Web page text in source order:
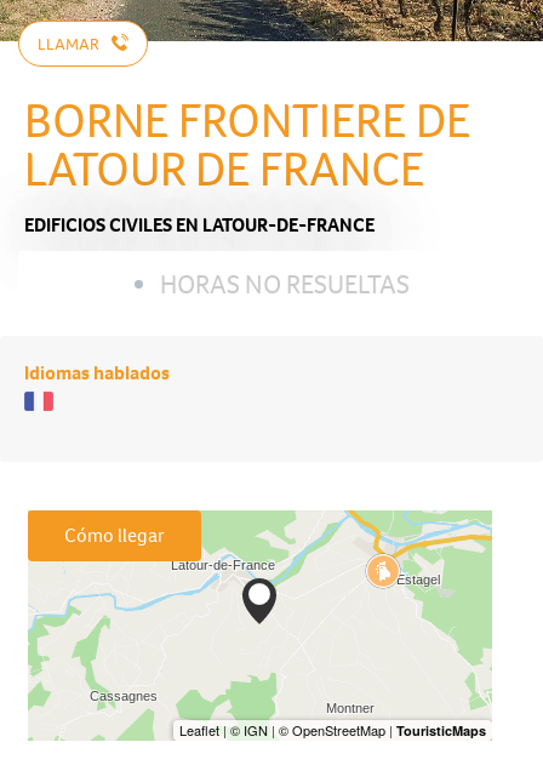
LLAMAR
BORNE FRONTIERE DE
LATOUR DE FRANCE
EDIFICIOS CIVILESEN LATOUR-DE-FRANCE
HORAS NO RESUELTAS
Idiomas hablados
Cómo llegar